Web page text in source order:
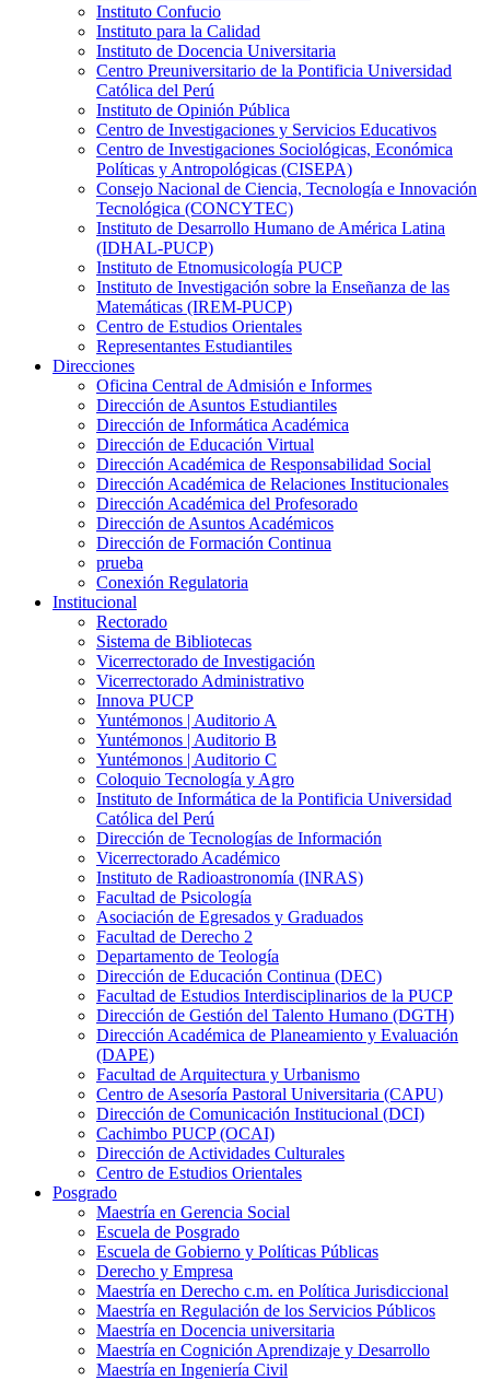
Instituto Confucio
Instituto para la Calidad
Instituto de Docencia Universitaria
Centro Preuniversitario de la Pontificia Universidad
Católica del Perú
Instituto de Opinión Pública
Centro de Investigaciones y Servicios Educativos
Centro de Investigaciones Sociológicas, Económica
Políticas y Antropológicas (CISEPA)
Consejo Nacional de Ciencia, Tecnología e Innovación
Tecnológica (CONCYTEC)
Instituto de Desarrollo Humano de América Latina
(IDHAL-PUCP)
Instituto de Etnomusicología PUCP
Instituto de Investigación sobre la Enseñanza de las
Matemáticas (IREM-PUCP)
Centro de Estudios Orientales
Representantes Estudiantiles
Direcciones
Oficina Central de Admisión e Informes
Dirección de Asuntos Estudiantiles
Dirección de Informática Académica
Dirección de Educación Virtual
Dirección Académica de Responsabilidad Social
Dirección Académica de Relaciones Institucionales
Dirección Académica del Profesorado
Dirección de Asuntos Académicos
Dirección de Formación Continua
prueba
Conexión Regulatoria
Institucional
Rectorado
Sistema de Bibliotecas
Vicerrectorado de Investigación
Vicerrectorado Administrativo
Innova PUCP
Yuntémonos | Auditorio A
Yuntémonos | Auditorio B
Yuntémonos | Auditorio C
Coloquio Tecnología y Agro
Instituto de Informática de la Pontificia Universidad
Católica del Perú
Dirección de Tecnologías de Información
Vicerrectorado Académico
Instituto de Radioastronomía (INRAS)
Facultad de Psicología
Asociación de Egresados y Graduados
Facultad de Derecho 2
Departamento de Teología
Dirección de Educación Continua (DEC)
Facultad de Estudios Interdisciplinarios de la PUCP
Dirección de Gestión del Talento Humano (DGTH)
Dirección Académica de Planeamiento y Evaluación
(DAPE)
Facultad de Arquitectura y Urbanismo
Centro de Asesoría Pastoral Universitaria (CAPU)
Dirección de Comunicación Institucional (DCI)
Cachimbo PUCP (OCAI)
Dirección de Actividades Culturales
Centro de Estudios Orientales
Posgrado
Maestría en Gerencia Social
Escuela de Posgrado
Escuela de Gobierno y Políticas Públicas
Derecho y Empresa
Maestría en Derecho c.m. en Política Jurisdiccional
Maestría en Regulación de los Servicios Públicos
Maestría en Docencia universitaria
Maestría en Cognición Aprendizaje y Desarrollo
Maestría en Ingeniería Civil